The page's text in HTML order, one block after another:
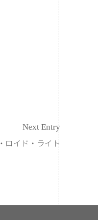
Next Entry
ロイド・ライト